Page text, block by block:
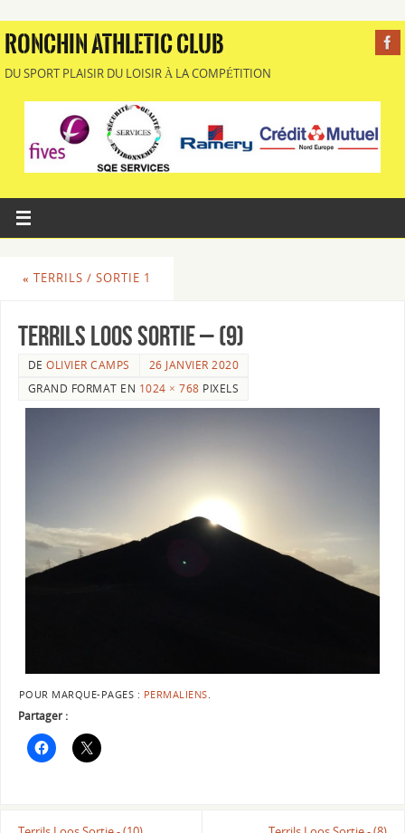
RONCHIN ATHLETIC CLUB
DU SPORT PLAISIR DU LOISIR À LA COMPÉTITION
« TERRILS / SORTIE 1
Terrils Loos Sortie – (9)
DEOLIVIER CAMPS
26 JANVIER 2020
GRAND FORMAT EN 1024 × 768 PIXELS
POUR MARQUE-PAGES : PERMALIENS.
Partager :